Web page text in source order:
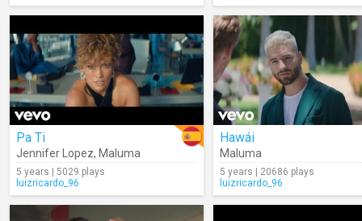
Pa Ti
Jennifer Lopez, Maluma
5 years | 5029 plays
luizricardo_96
Hawái
Maluma
5 years | 20686 plays
luizricardo_96